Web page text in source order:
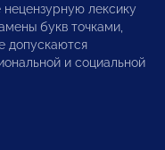
лексику
букв точками,
допускаются
и социальной